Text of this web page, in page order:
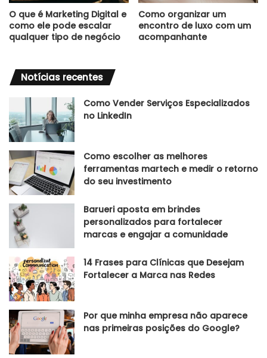
O que é Marketing Digital e
como ele pode escalar
qualquer tipo de negócio
Como organizar um
encontro de luxo com um
acompanhante
Notícias recentes
Como Vender Serviços Especializados
no LinkedIn
Como escolher as melhores
ferramentas martech e medir o retorno
do seu investimento
Barueri aposta em brindes
personalizados para fortalecer
marcas e engajar a comunidade
14 Frases para Clínicas que Desejam
Fortalecer a Marca nas Redes
Por que minha empresa não aparece
nas primeiras posições do Google?